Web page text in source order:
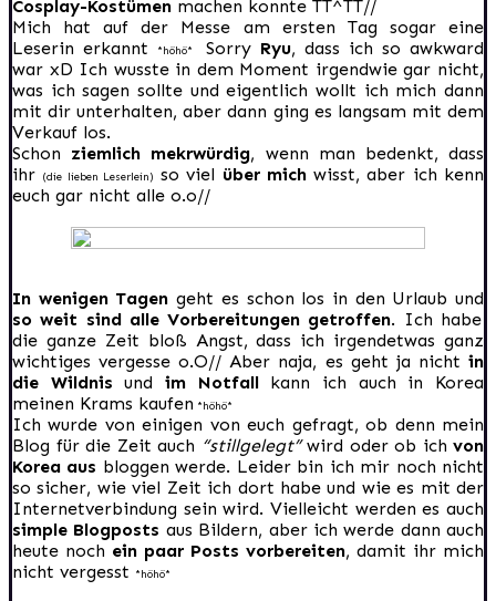
Cosplay-Kostümen machen konnte TT^TT//
Mich hat auf der Messe am ersten Tag sogar eine
Leserin erkannt
*höhö* Sorry Ryu, dass ich so awkward
war xD Ich wusste in dem Moment irgendwie gar nicht,
was ich sagen sollte und eigentlich wollt ich mich dann
mit dir unterhalten, aber dann ging es langsam mit dem
Verkauf los.
Schon ziemlich mekrwürdig, wenn man bedenkt, dass
ihr (die lieben Leserlein) so viel über michwisst, aber ich kenn
euch gar nicht alle o.o//
In wenigen Tagen geht es schon los in den Urlaub und
so weit sind alle Vorbereitungen getroffen. Ich habe
die ganze Zeit bloß Angst, dass ich irgendetwas ganz
wichtiges vergesse o.O// Aber naja, es geht ja nicht in
die Wildnisund im Notfall kann ich auch in Korea
meinen Krams kaufen *höhö*
Ich wurde von einigen von euch gefragt, ob denn mein
Blog für die Zeit auch “stillgelegt”wird oder ob ich von
Korea aus bloggen werde. Leider bin ich mir noch nicht
so sicher, wie viel Zeit ich dort habe und wie es mit der
Internetverbindung sein wird. Vielleicht werden es auch
simple Blogposts aus Bildern, aber ich werde dann auch
heute noch ein paar Posts vorbereiten, damit ihr mich
nicht vergesst *höhö*